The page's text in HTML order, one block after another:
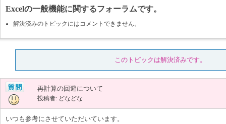
Excelの一般機能に関するフォーラムです。
解決済みのトピックにはコメントできません。
このトピックは解決済みです。
再計算の回避について
投稿者: どなどな
いつも参考にさせていただいています。